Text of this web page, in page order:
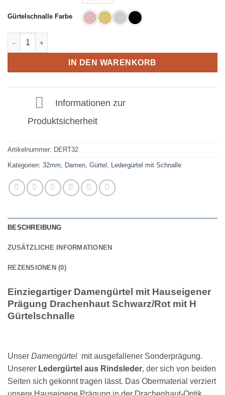
Gürtelschnalle Farbe
Ledergürtel in Dragon Eye mit H Schnalle 32mm Menge
IN DEN WARENKORB
Informationen zur
Produktsicherheit
Artikelnummer: DERT32
Kategorien: 32mm, Damen, Gürtel , Ledergürtel mit Schnalle
BESCHREIBUNG
ZUSÄTZLICHE INFORMATIONEN
REZENSIONEN (0)
Einziegartiger Damengürtel mit Hauseigener
Prägung Drachenhaut Schwarz/Rot mit H
Gürtelschnalle
Unser Damengürtel mit ausgefallener Sonderprägung.
Unserer Ledergürtel aus Rindsleder, der sich von beiden
Seiten sich gekonnt tragen lässt. Das Obermaterial verziert